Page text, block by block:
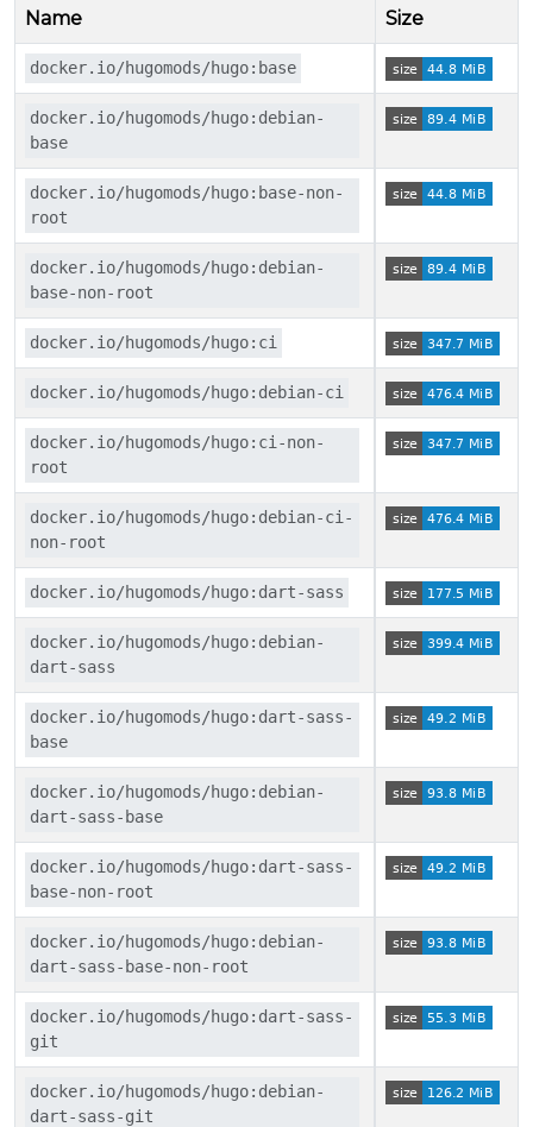
Name Size
docker.io/hugomods/hugo:base
docker.io/hugomods/hugo:debian-
base
docker.io/hugomods/hugo:base-non-
root
docker.io/hugomods/hugo:debian-
base-non-root
docker.io/hugomods/hugo:ci
docker.io/hugomods/hugo:debian-ci
docker.io/hugomods/hugo:ci-non-
root
docker.io/hugomods/hugo:debian-ci-
non-root
docker.io/hugomods/hugo:dart-sass
docker.io/hugomods/hugo:debian-
dart-sass
docker.io/hugomods/hugo:dart-sass-
base
docker.io/hugomods/hugo:debian-
dart-sass-base
docker.io/hugomods/hugo:dart-sass-
base-non-root
docker.io/hugomods/hugo:debian-
dart-sass-base-non-root
docker.io/hugomods/hugo:dart-sass-
git
docker.io/hugomods/hugo:debian-
dart-sass-git